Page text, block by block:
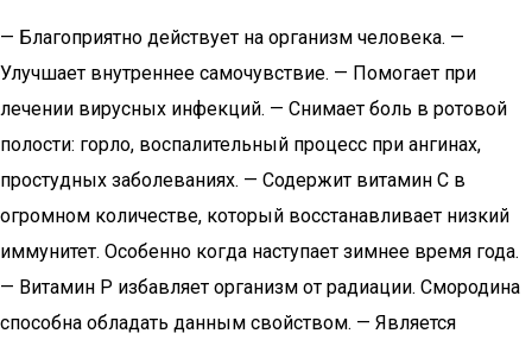
— Благоприятно действует на организм человека. —
Улучшает внутреннее самочувствие. — Помогает при
лечении вирусных инфекций. — Снимает боль в ротовой
полости: горло, воспалительный процесс при ангинах,
простудных заболеваниях. — Содержит витамин С в
огромном количестве, который восстанавливает низкий
иммунитет. Особенно когда наступает зимнее время года.
— Витамин Р избавляет организм от радиации. Смородина
способна обладать данным свойством. — Является